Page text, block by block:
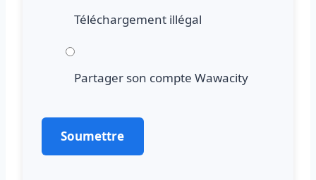
Téléchargement illégal
Partager son compte Wawacity
Soumettre